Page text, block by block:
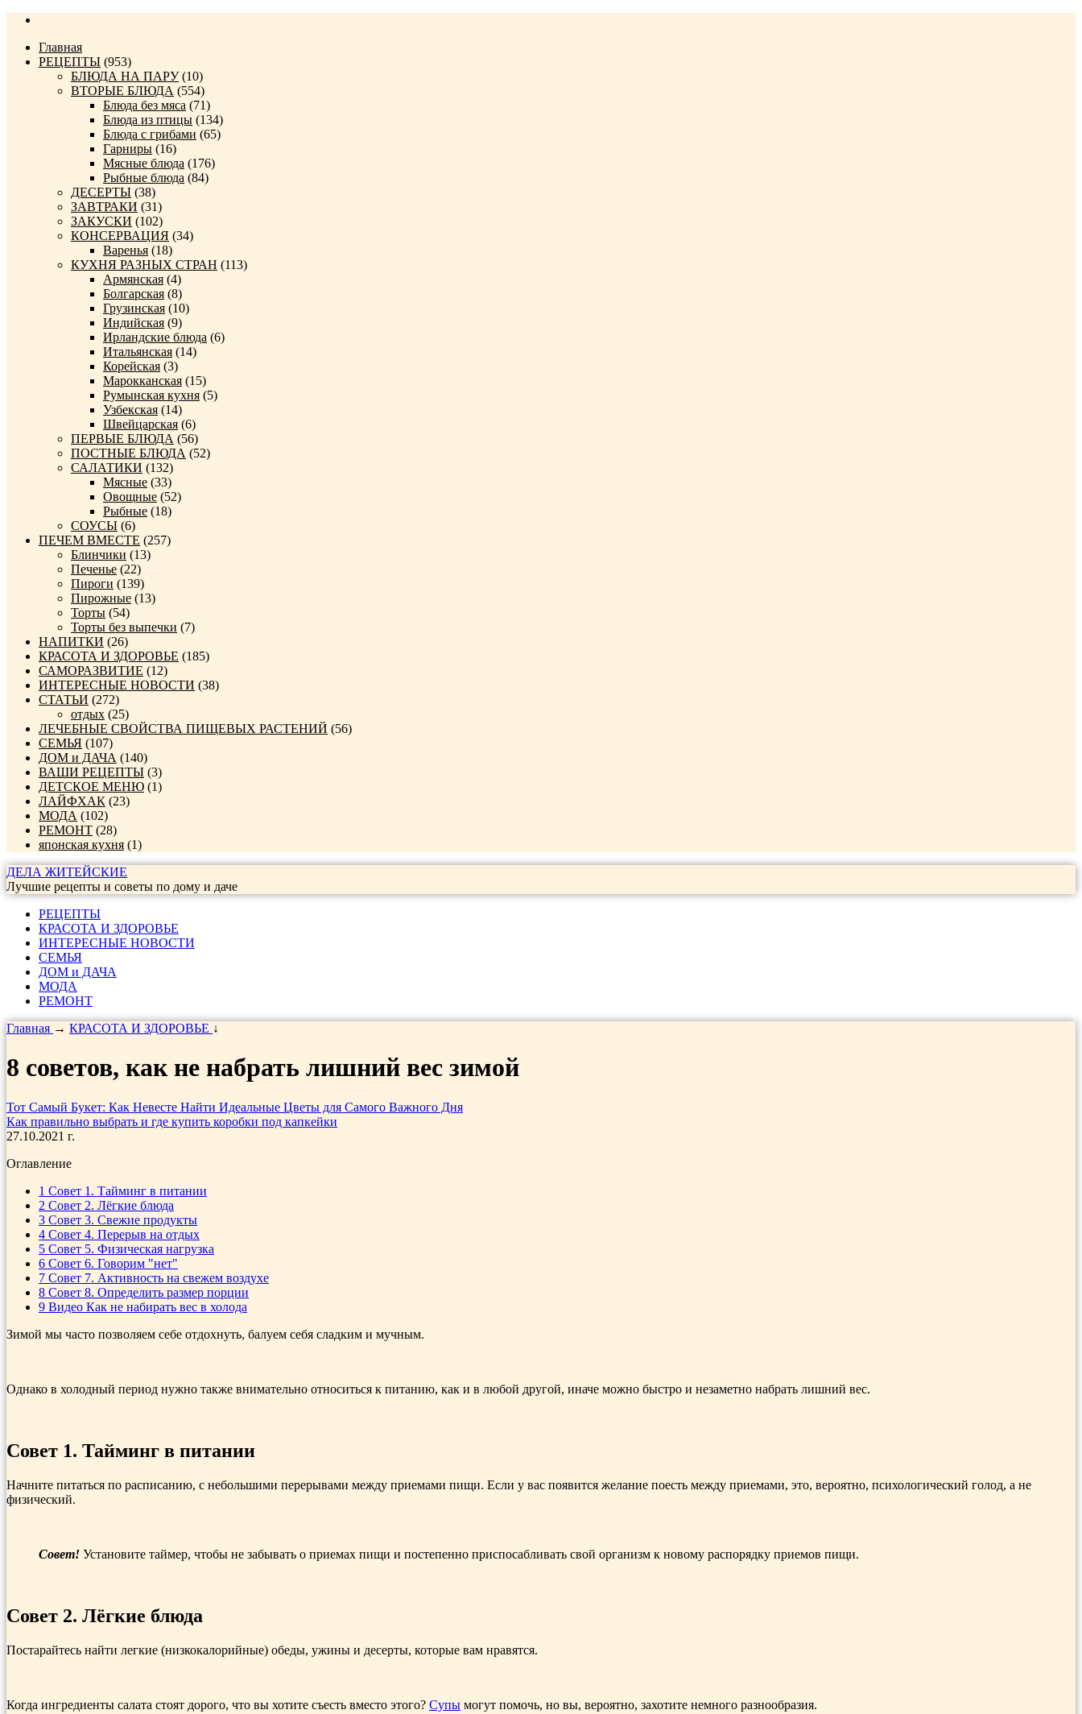
Главная
РЕЦЕПТЫ (953)
БЛЮДА НА ПАРУ(10)
ВТОРЫЕ БЛЮДА (554)
Блюда без мяса (71)
Блюда из птицы (134)
Блюда с грибами (65)
Гарниры (16)
Мясные блюда (176)
Рыбные блюда (84)
ДЕСЕРТЫ (38)
ЗАВТРАКИ (31)
ЗАКУСКИ (102)
КОНСЕРВАЦИЯ (34)
Варенья (18)
КУХНЯ РАЗНЫХ СТРАН (113)
Армянская (4)
Болгарская (8)
Грузинская (10)
Индийская (9)
Ирландские блюда (6)
Итальянская (14)
Корейская (3)
Марокканская (15)
Румынская кухня (5)
Узбекская (14)
Швейцарская (6)
ПЕРВЫЕ БЛЮДА (56)
ПОСТНЫЕ БЛЮДА (52)
САЛАТИКИ (132)
Мясные (33)
Овощные (52)
Рыбные (18)
СОУСЫ (6)
ПЕЧЕМ ВМЕСТЕ (257)
Блинчики (13)
Печенье (22)
Пироги (139)
Пирожные (13)
Торты (54)
Торты без выпечки (7)
НАПИТКИ (26)
КРАСОТА И ЗДОРОВЬЕ (185)
САМОРАЗВИТИЕ (12)
ИНТЕРЕСНЫЕ НОВОСТИ (38)
СТАТЬИ (272)
отдых (25)
ЛЕЧЕБНЫЕ СВОЙСТВА ПИЩЕВЫХ РАСТЕНИЙ (56)
СЕМЬЯ (107)
ДОМ и ДАЧА (140)
ВАШИ РЕЦЕПТЫ (3)
ДЕТСКОЕ МЕНЮ (1)
ЛАЙФХАК (23)
МОДА (102)
РЕМОНТ (28)
японская кухня (1)
ДЕЛА ЖИТЕЙСКИЕ
Лучшие рецепты и советы по дому и даче
РЕЦЕПТЫ
КРАСОТА И ЗДОРОВЬЕ
ИНТЕРЕСНЫЕ НОВОСТИ
СЕМЬЯ
ДОМ и ДАЧА
МОДА
РЕМОНТ
Главная → КРАСОТА И ЗДОРОВЬЕ ↓
8 советов, как не набрать лишний вес зимой
Тот Самый Букет: Как Невесте Найти Идеальные Цветы для Самого Важного Дня
Как правильно выбрать и где купить коробки под капкейки
27.10.2021 г.
Оглавление
1 Совет 1. Тайминг в питании
2 Совет 2. Лёгкие блюда
3 Совет 3. Свежие продукты
4 Совет 4. Перерыв на отдых
5 Совет 5. Физическая нагрузка
6 Совет 6. Говорим "нет"
7 Совет 7. Активность на свежем воздухе
8 Совет 8. Определить размер порции
9 Видео Как не набирать вес в холода
Зимой мы часто позволяем себе отдохнуть, балуем себя сладким и мучным.
Однако в холодный период нужно также внимательно относиться к питанию, как и в любой другой, иначе можно быстро и незаметно набрать лишний вес.
Совет 1. Тайминг в питании
Начните питаться по расписанию, с небольшими перерывами между приемами пищи. Если у вас появится желание поесть между приемами, это, вероятно, психологический голод, а не
физический.
Совет! Установите таймер, чтобы не забывать о приемах пищи и постепенно приспосабливать свой организм к новому распорядку приемов пищи.
Совет 2. Лёгкие блюда
Постарайтесь найти легкие (низкокалорийные) обеды, ужины и десерты, которые вам нравятся.
Когда ингредиенты салата стоят дорого, что вы хотите съесть вместо этого? Супы могут помочь, но вы, вероятно, захотите немного разнообразия.